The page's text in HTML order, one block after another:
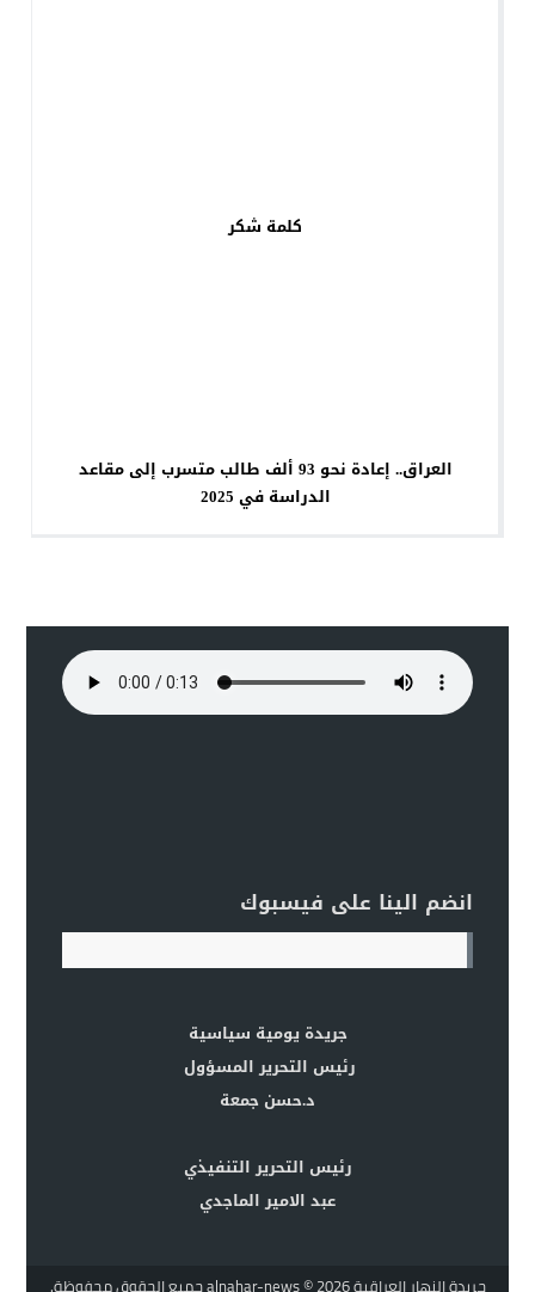
كلمة شكر
العراق.. إعادة نحو 93 ألف طالب متسرب إلى مقاعد
الدراسة في 2025
انضم الينا على فيسبوك
جريدة يومية سياسية
رئيس التحرير المسؤول
د.حسن جمعة
رئيس التحرير التنفيذي
عبد الامير الماجدي
جريدة النهار العراقية alnahar-news© 2026 جميع الحقوق محفوظة.